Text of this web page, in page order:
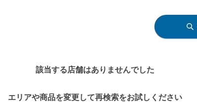
該当する店舗はありませんでした
エリアや商品を変更して再検索をお試しください